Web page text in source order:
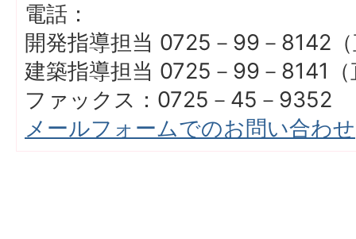
電話：
開発指導担当 0725－99－8142
建築指導担当 0725－99－8141（
ファックス：0725－45－9352
メールフォームでのお問い合わせ